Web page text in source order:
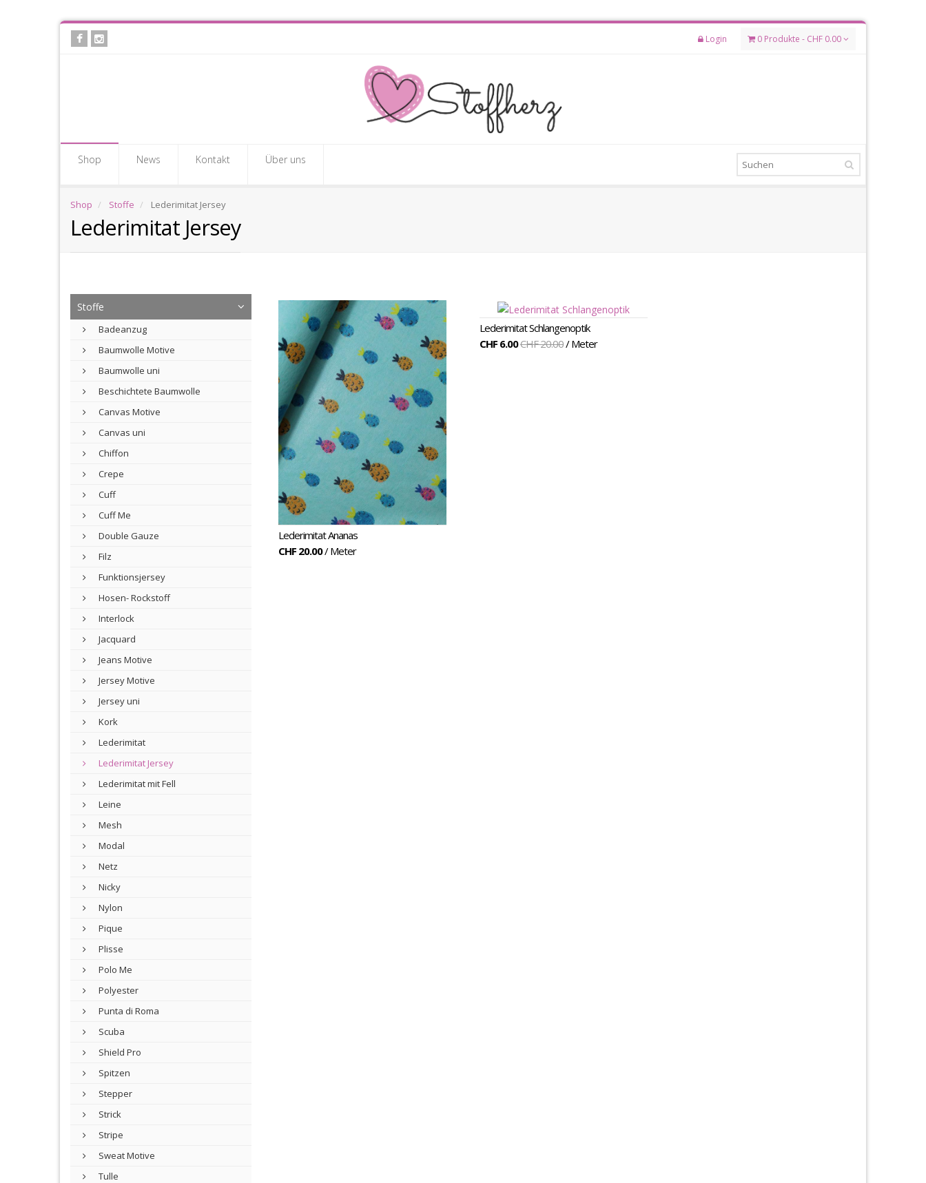
Skip
Login 0 Produkte - CHF 0.00
Shop News Kontakt Über uns
Shop Stoffe Lederimitat Jersey
Lederimitat Jersey
Stoffe
Badeanzug
Baumwolle Motive
Baumwolle uni
Beschichtete Baumwolle
Canvas Motive
Canvas uni
Chiffon
Crepe
Cuff
Cuff Me
Double Gauze
Filz
Funktionsjersey
Hosen- Rockstoff
Interlock
Jacquard
Jeans Motive
Jersey Motive
Jersey uni
Kork
Lederimitat
Lederimitat Jersey
Lederimitat mit Fell
Leine
Mesh
Modal
Netz
Nicky
Nylon
Pique
Plisse
Polo Me
Polyester
Punta di Roma
Scuba
Shield Pro
Spitzen
Stepper
Strick
Stripe
Sweat Motive
Tulle
Lederimitat
Jersey
Lederimitat Ananas
CHF 20.00/ Meter
Lederimitat Schlangenoptik
CHF 6.00CHF 20.00/ Meter